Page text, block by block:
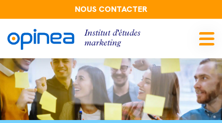
Institut d'études
marketing
NOUS CONTACTER